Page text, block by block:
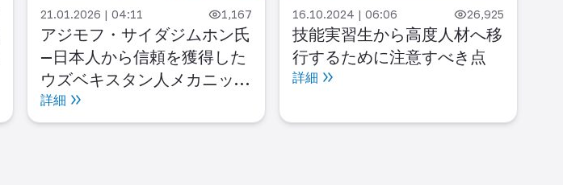
21.01.2026 | 04:11 1,167
アジモフ・サイダジムホン氏
—日本人から信頼を獲得した
ウズベキスタン人メカニック
であり、バルコム・モーター
ズにおける職務・活動
詳細
16.10.2024 | 06:06 26,925
技能実習生から高度人材へ移
行するために注意すべき点
詳細